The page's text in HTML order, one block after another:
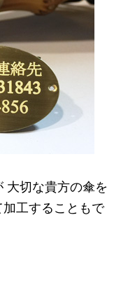
大切な貴方の傘を
工することもで